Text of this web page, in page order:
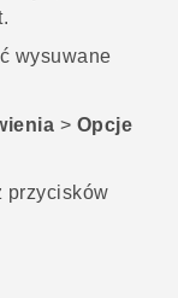
.
wysuwane
> Opcje
przycisków